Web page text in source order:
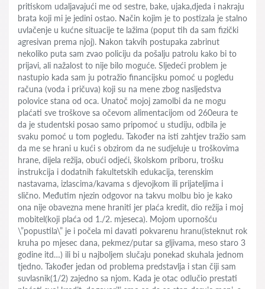
pritiskom udaljavajući me od sestre, bake, ujaka,djeda i nakraju
brata koji mi je jedini ostao. Način kojim je to postizala je stalno
uvlačenje u kućne situacije te lažima (poput tih da sam fizički
agresivan prema njoj). Nakon takvih postupaka zabrinut
nekoliko puta sam zvao policiju da pošalju patrolu kako bi to
prijavi, ali nažalost to nije bilo moguće. Sljedeći problem je
nastupio kada sam ju potražio financijsku pomoć u pogledu
računa (voda i pričuva) koji su na mene zbog nasljedstva
polovice stana od oca. Unatoč mojoj zamolbi da ne mogu
plaćati sve troškove sa očevom alimentacijom od 260eura te
da je studentski posao samo pripomoć u studiju, odbila je
svaku pomoć u tom pogledu. Također na isti zahtjev tražio sam
da me se hrani u kući s obzirom da ne sudjeluje u troškovima
hrane, dijela režija, obući odjeći, školskom priboru, trošku
instrukcija i dodatnih fakultetskih edukacija, terenskim
nastavama, izlascima/kavama s djevojkom ili prijateljima i
slično. Međutim njezin odgovor na takvu molbu bio je kako
ona nije obavezna mene hraniti jer plaća kredit, dio režija i moj
mobitel(koji plaća od 1./2. mjeseca). Mojom upornošću
\”popustila\” je i počela mi davati pokvarenu hranu(isteknut rok
kruha po mjesec dana, pekmez/putar sa gljivama, meso staro 3
godine itd…) ili bi u najboljem slučaju ponekad skuhala jednom
tjedno. Također jedan od problema predstavlja i stan čiji sam
suvlasnik(1/2) zajedno sa njom. Kada je otac odlučio prestati